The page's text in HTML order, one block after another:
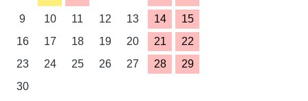
9
10 11 12 13 14
15
16
17 18 19 20 21
22
23
24 25 26 27 28
29
30